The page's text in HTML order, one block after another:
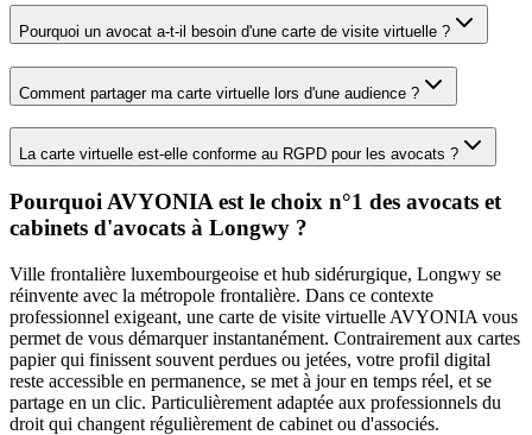
Pourquoi un avocat a-t-il besoin d'une carte de visite virtuelle ?
Comment partager ma carte virtuelle lors d'une audience ?
La carte virtuelle est-elle conforme au RGPD pour les avocats ?
Pourquoi AVYONIA est le choix n°1 des avocats et
cabinets d'avocats à Longwy ?
Ville frontalière luxembourgeoise et hub sidérurgique, Longwy se
réinvente avec la métropole frontalière. Dans ce contexte
professionnel exigeant, une carte de visite virtuelle AVYONIA vous
permet de vous démarquer instantanément. Contrairement aux cartes
papier qui finissent souvent perdues ou jetées, votre profil digital
reste accessible en permanence, se met à jour en temps réel, et se
partage en un clic. Particulièrement adaptée aux professionnels du
droit qui changent régulièrement de cabinet ou d'associés.